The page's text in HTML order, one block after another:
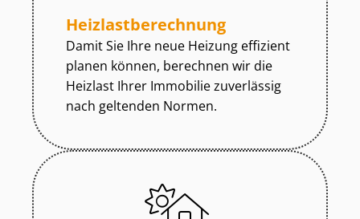
Heiz­last­be­rech­nung
Damit Sie Ihre neue Heizung effizient
planen können, berechnen wir die
Heizlast Ihrer Immobilie zuverlässig
nach geltenden Normen.